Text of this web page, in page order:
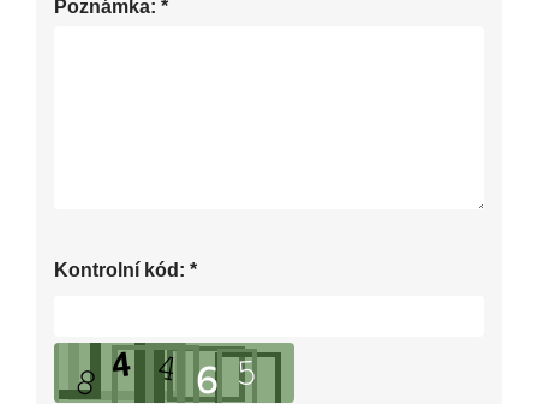
*
Poznámka:
*
Kontrolní kód: